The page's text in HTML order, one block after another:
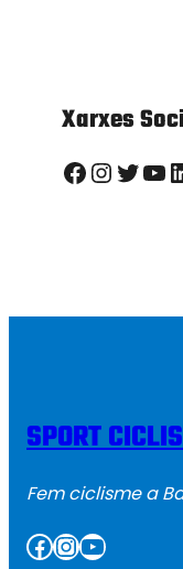
Xarxes
Facebook InstagramTwitter YouTube LinkedIn
SPORT
Fem ciclisme a
Facebook InstagramYouTube